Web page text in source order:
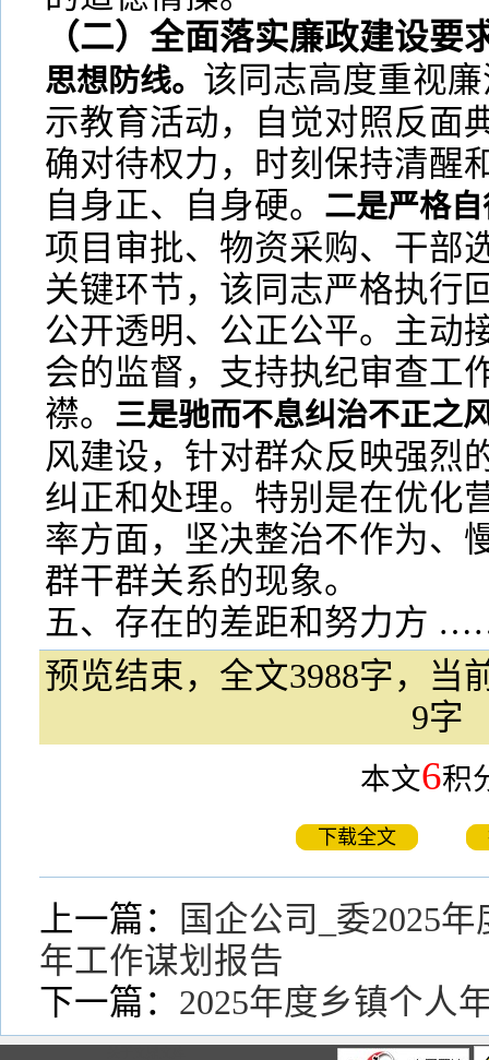
（二）全面落实廉政建设要
思想防线。 该同志高度重视
示教育活动，自觉对照反面
确对待权力，时刻保持清醒
自身正、自身硬。 二是严格
项目审批、物资采购、干部
关键环节，该同志严格执行
公开透明、公正公平。主动
会的监督，支持执纪审查工
襟。 三是驰而不息纠治不正之
风建设，针对群众反映强烈
纠正和处理。特别是在优化
率方面，坚决整治不作为、
群干群关系的现象。
五、存在的差距和努力方
预览结束，全文3988字，当
9字
本文6积
下载全文
上一篇：
国企公司_委2025
年工作谋划报告
下一篇： 2025年度乡镇个人